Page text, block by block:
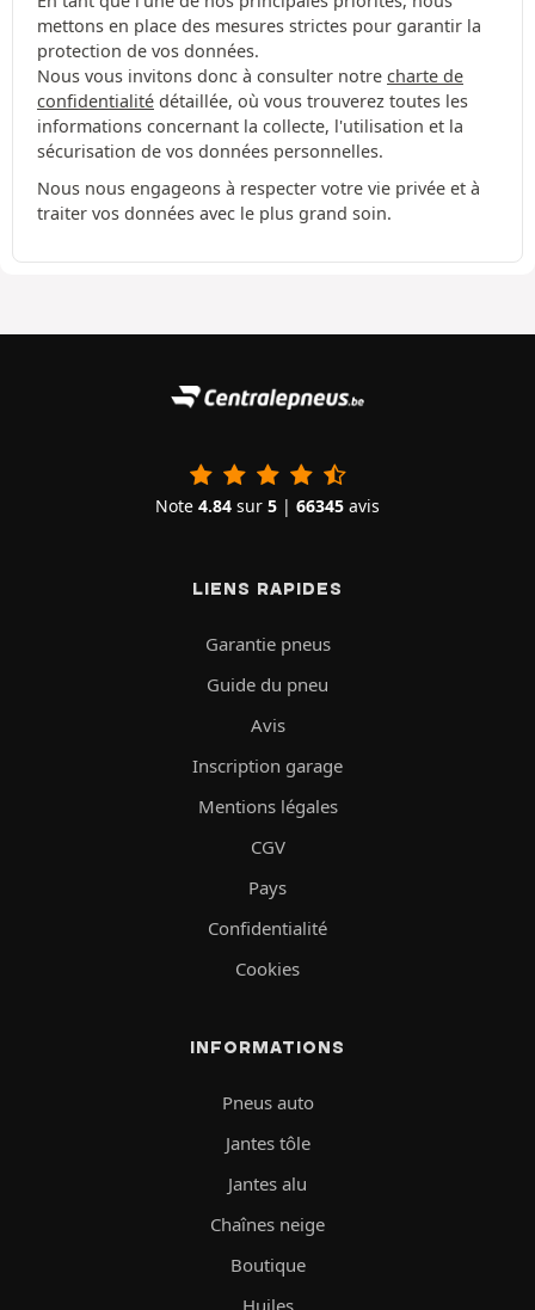
mettons en place des mesures strictes pour garantir la
protection de vos données.
Nous vous invitons donc à consulter notre charte de
confidentialité détaillée, où vous trouverez toutes les
informations concernant la collecte, l'utilisation et la
sécurisation de vos données personnelles.
Nous nous engageons à respecter votre vie privée et à
traiter vos données avec le plus grand soin.
Note 4.84 sur 5 | 66345 avis
LIENS RAPIDES
Garantie pneus
Guide du pneu
Avis
Inscription garage
Mentions légales
CGV
Pays
Confidentialité
Cookies
INFORMATIONS
Pneus auto
Jantes tôle
Jantes alu
Chaînes neige
Boutique
Huiles